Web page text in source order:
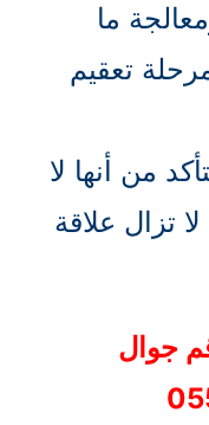
ما
تعقيم
من أنها لا
تزال علاقة
جوال